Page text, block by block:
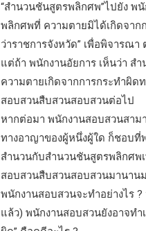
“สำนวนชันสูตรพลิกศพ”ไปยัง พ
พลิกศพที่ ความตายมิได้เกิดจาก
ว่าราชการจังหวัด” เพื่อพิจารณ
แต่ถ้า พนักงานอัยการ เห็นว่า
ความตายเกิดจากการกระทำผิ
สอบสวนสืบสวนสอบสวนต่อไป
หากต่อมา พนักงานสอบสวนสาม
ทางอาญาของผู้หนึ่งผู้ใด ก็ชอบที่
สำนวนกับสำนวนชันสูตรพลิกศพ
สอบสวนสืบสวนสอบสวนมานาน
พนักงานสอบสวนจะทำอย่างไร
แล้ว) พนักงานสอบสวนยังอาจท